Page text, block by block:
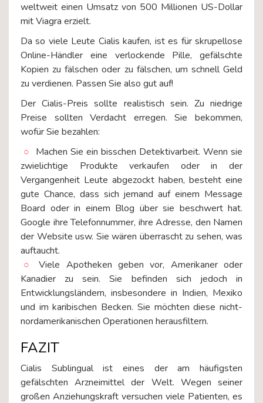
weltweit einen Umsatz von 500 Millionen US-Dollar
mit Viagra erzielt.
Da so viele Leute Cialis kaufen, ist es für skrupellose
Online-Händler eine verlockende Pille, gefälschte
Kopien zu fälschen oder zu fälschen, um schnell Geld
zu verdienen. Passen Sie also gut auf!
Der Cialis-Preis sollte realistisch sein. Zu niedrige
Preise sollten Verdacht erregen. Sie bekommen,
wofür Sie bezahlen:
Machen Sie ein bisschen Detektivarbeit. Wenn sie
zwielichtige Produkte verkaufen oder in der
Vergangenheit Leute abgezockt haben, besteht eine
gute Chance, dass sich jemand auf einem Message
Board oder in einem Blog über sie beschwert hat.
Google ihre Telefonnummer, ihre Adresse, den Namen
der Website usw. Sie wären überrascht zu sehen, was
auftaucht.
Viele Apotheken geben vor, Amerikaner oder
Kanadier zu sein. Sie befinden sich jedoch in
Entwicklungsländern, insbesondere in Indien, Mexiko
und im karibischen Becken. Sie möchten diese nicht-
nordamerikanischen Operationen herausfiltern.
FAZIT
Cialis Sublingual ist eines der am häufigsten
gefälschten Arzneimittel der Welt. Wegen seiner
großen Anziehungskraft versuchen viele Patienten, es